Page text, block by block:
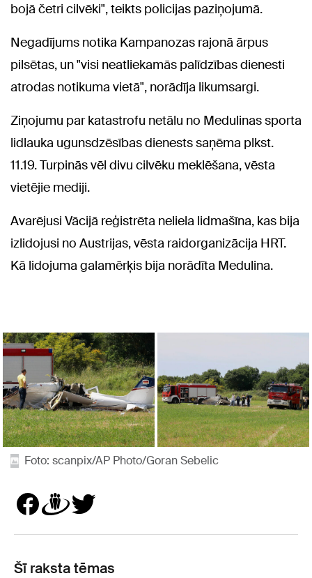
bojā četri cilvēki", teikts policijas paziņojumā.
Negadījums notika Kampanozas rajonā ārpus
pilsētas, un "visi neatliekamās palīdzības dienesti
atrodas notikuma vietā", norādīja likumsargi.
Ziņojumu par katastrofu netālu no Medulinas sporta
lidlauka ugunsdzēsības dienests saņēma plkst.
11.19. Turpinās vēl divu cilvēku meklēšana, vēsta
vietējie mediji.
Avarējusi Vācijā reģistrēta neliela lidmašīna, kas bija
izlidojusi no Austrijas, vēsta raidorganizācija HRT.
Kā lidojuma galamērķis bija norādīta Medulina.
Foto: scanpix/AP Photo/Goran Sebelic
Šī raksta tēmas